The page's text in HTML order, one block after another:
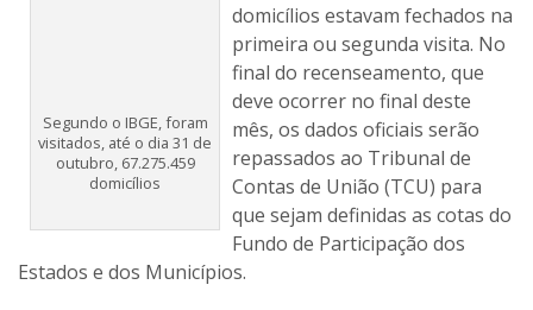
Segundo o IBGE, foram
visitados, até o dia 31 de
outubro, 67.275.459
domicílios
domicílios estavam fechados na
primeira ou segunda visita. No
final do recenseamento, que
deve ocorrer no final deste
mês, os dados oficiais serão
repassados ao Tribunal de
Contas de União (TCU) para
que sejam definidas as cotas do
Fundo de Participação dos
Estados e dos Municípios.